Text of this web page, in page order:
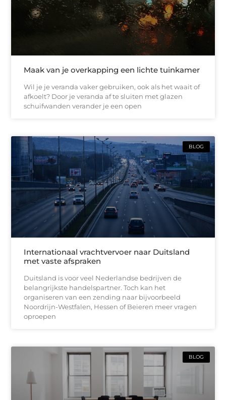
Maak van je overkapping een lichte tuinkamer
Wil je je veranda vaker gebruiken, ook als het waait of
afkoelt? Door je veranda af te sluiten met glazen
schuifwanden verander je een open
BLOG
Internationaal vrachtvervoer naar Duitsland
met vaste afspraken
Duitsland is voor veel Nederlandse bedrijven de
belangrijkste handelspartner. Toch kan het
organiseren van een zending naar bijvoorbeeld
Noordrijn-Westfalen, Hessen of Beieren meer vragen
oproepen
BLOG